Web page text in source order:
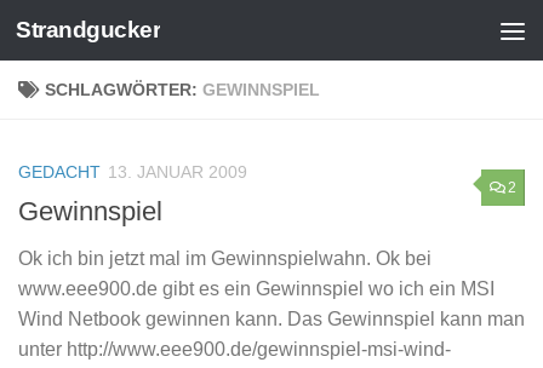
Zum Inhalt springen
Strandgucker
SCHLAGWÖRTER: GEWINNSPIEL
2
GEDACHT 13. JANUAR 2009
Gewinnspiel
Ok ich bin jetzt mal im Gewinnspielwahn. Ok bei
www.eee900.de gibt es ein Gewinnspiel wo ich ein MSI
Wind Netbook gewinnen kann. Das Gewinnspiel kann man
unter http://www.eee900.de/gewinnspiel-msi-wind-